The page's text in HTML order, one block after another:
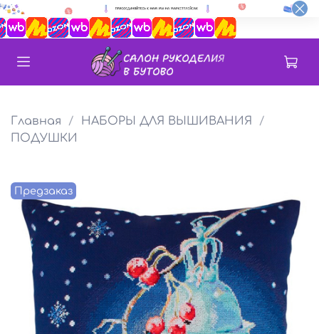
Главная
НАБОРЫ ДЛЯ ВЫШИВАНИЯ
ПОДУШКИ
Предзаказ